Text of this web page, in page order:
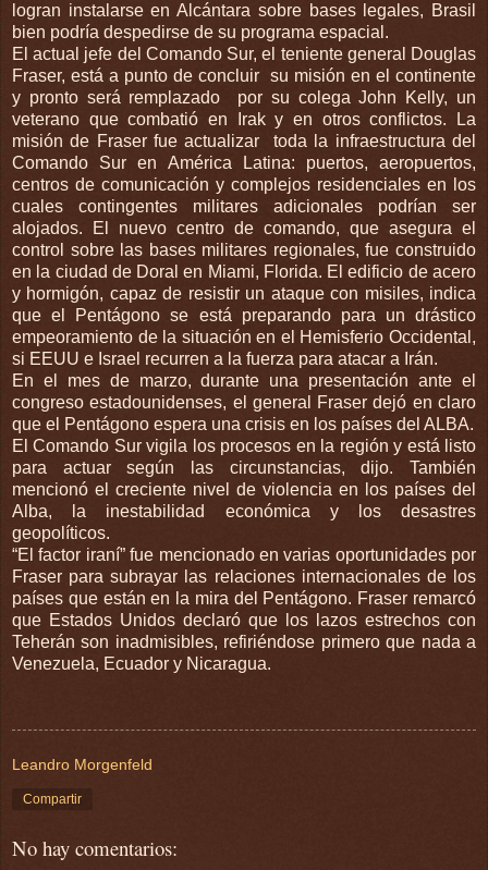
logran instalarse en Alcántara sobre bases legales, Brasil
bien podría despedirse de su programa espacial.
El actual jefe del Comando Sur, el teniente general Douglas
Fraser, está a punto de concluir su misión en el continente
y pronto será remplazado por su colega John Kelly, un
veterano que combatió en Irak y en otros conflictos. La
misión de Fraser fue actualizar toda la infraestructura del
Comando Sur en América Latina: puertos, aeropuertos,
centros de comunicación y complejos residenciales en los
cuales contingentes militares adicionales podrían ser
alojados. El nuevo centro de comando, que asegura el
control sobre las bases militares regionales, fue construido
en la ciudad de Doral en Miami, Florida. El edificio de acero
y hormigón, capaz de resistir un ataque con misiles, indica
que el Pentágono se está preparando para un drástico
empeoramiento de la situación en el Hemisferio Occidental,
si EEUU e Israel recurren a la fuerza para atacar a Irán.
En el mes de marzo, durante una presentación ante el
congreso estadounidenses, el general Fraser dejó en claro
que el Pentágono espera una crisis en los países del ALBA.
El Comando Sur vigila los procesos en la región y está listo
para actuar según las circunstancias, dijo. También
mencionó el creciente nivel de violencia en los países del
Alba, la inestabilidad económica y los desastres
geopolíticos.
“El factor iraní” fue mencionado en varias oportunidades por
Fraser para subrayar las relaciones internacionales de los
países que están en la mira del Pentágono. Fraser remarcó
que Estados Unidos declaró que los lazos estrechos con
Teherán son inadmisibles, refiriéndose primero que nada a
Venezuela, Ecuador y Nicaragua.
Leandro Morgenfeld
Compartir
No hay comentarios: